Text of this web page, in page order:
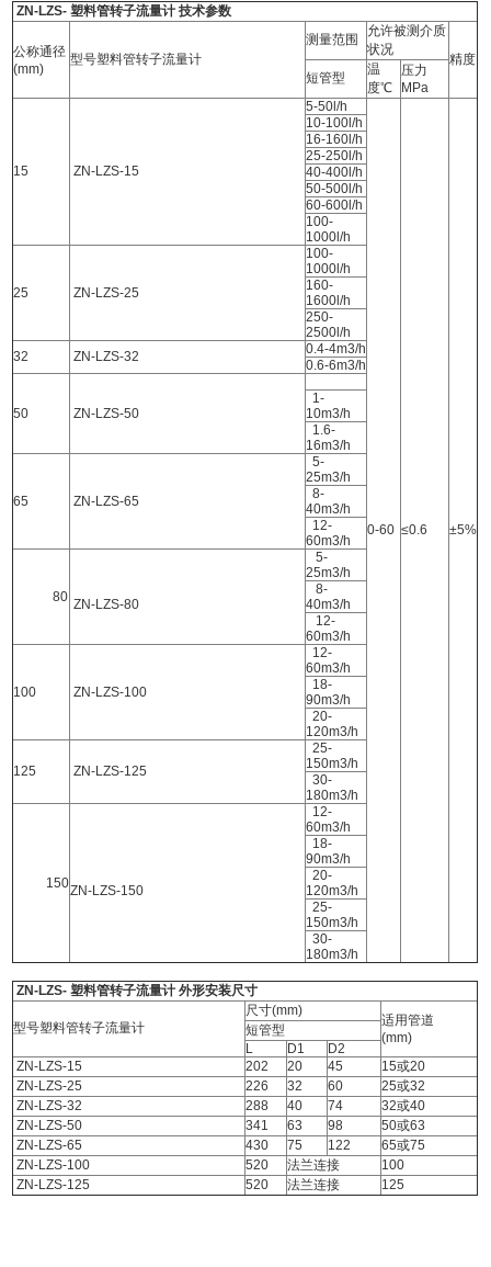
ZN-LZS-塑料管转子流量计技术参数
公称通径
(mm)
型号塑料管转子流量计
测量范围
允许被测介质
状况
精度
短管型
温
度℃
压力
MPa
15 ZN-LZS-15
5-50l/h
0-60 ≤0.6 ±5%
10-100l/h
16-160l/h
25-250l/h
40-400l/h
50-500l/h
60-600l/h
100-
1000l/h
25 ZN-LZS-25
100-
1000l/h
160-
1600l/h
250-
2500l/h
32
ZN-LZS-32
0.4-4m3/h
0.6-6m3/h
50 ZN-LZS-50
1-
10m3/h
1.6-
16m3/h
65 ZN-LZS-65
5-
25m3/h
8-
40m3/h
12-
60m3/h
80 ZN-LZS-80
5-
25m3/h
8-
40m3/h
12-
60m3/h
100 ZN-LZS-100
12-
60m3/h
18-
90m3/h
20-
120m3/h
125 ZN-LZS-125
25-
150m3/h
30-
180m3/h
150ZN-LZS-150
12-
60m3/h
18-
90m3/h
20-
120m3/h
25-
150m3/h
30-
180m3/h
ZN-LZS- 塑料管转子流量计 外形安装尺寸
型号塑料管转子流量计
尺寸(mm)
适用管道
(mm)
短管型
L
D1
D2
ZN-LZS-15
202 20 45
15或20
ZN-LZS-25
226 32 60
25或32
ZN-LZS-32
288 40 74
32或40
ZN-LZS-50
341 63 98
50或63
ZN-LZS-65
430 75 122
65或75
ZN-LZS-100
520 法兰连接
100
ZN-LZS-125
520 法兰连接 125